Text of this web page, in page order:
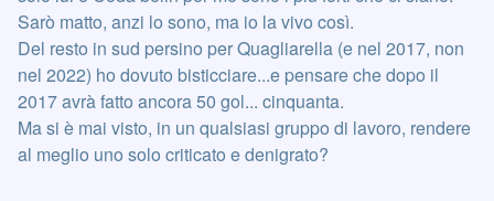
Sarò matto, anzi lo sono, ma io la vivo così.
Del resto in sud persino per Quagliarella (e nel 2017, non
nel 2022) ho dovuto bisticciare...e pensare che dopo il
2017 avrà fatto ancora 50 gol... cinquanta.
Ma si è mai visto, in un qualsiasi gruppo di lavoro, rendere
al meglio uno solo criticato e denigrato?